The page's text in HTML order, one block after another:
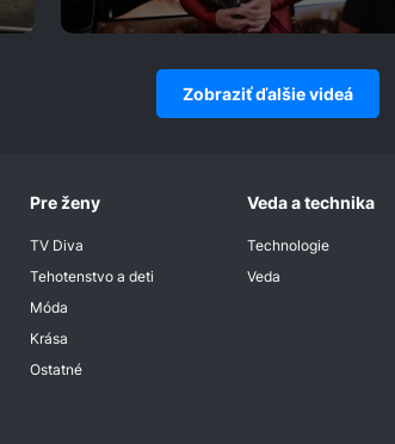
Zobraziť ďalšie videá
Pre ženy
TV Diva
Tehotenstvo a deti
Móda
Krása
Ostatné
Veda a technika
Technologie
Veda